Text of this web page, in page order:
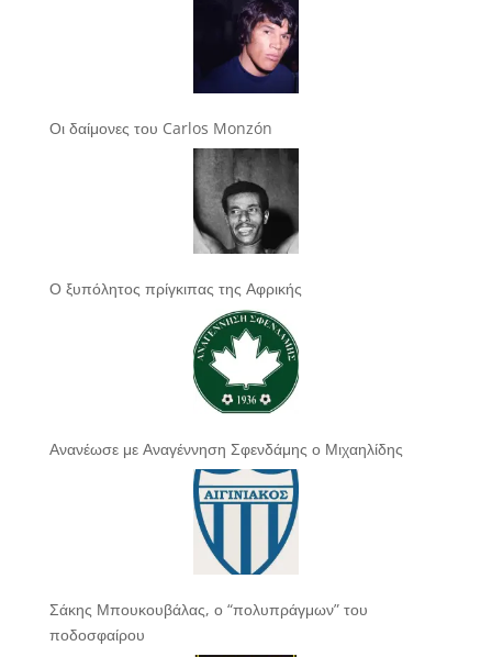
Οι δαίμονες του Carlos Monzón
Ο ξυπόλητος πρίγκιπας της Αφρικής
Ανανέωσε με Αναγέννηση Σφενδάμης ο Μιχαηλίδης
Σάκης Μπουκουβάλας, ο “πολυπράγμων” του
ποδοσφαίρου